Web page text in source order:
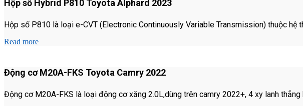
Hộp số Hybrid P810 Toyota Alphard 2023
Hộp số P810 là loại e-CVT (Electronic Continuously Variable Transmission) thuộc
Read more
Động cơ M20A-FKS Toyota Camry 2022
Động cơ M20A-FKS là loại động cơ xăng 2.0L,dùng trên camry 2022+, 4 xy lanh